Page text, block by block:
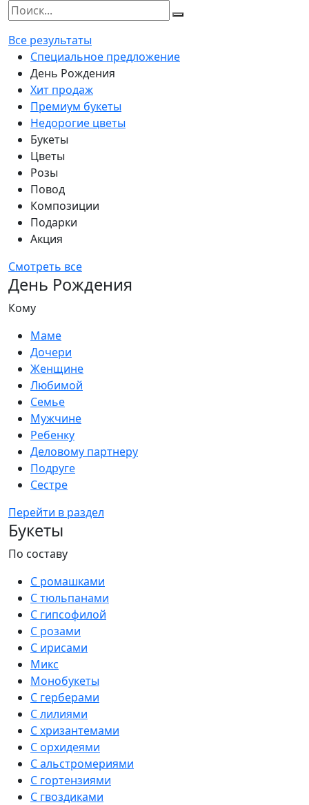
Все результаты
Специальное предложение
День Рождения
Хит продаж
Премиум букеты
Недорогие цветы
Букеты
Цветы
Розы
Повод
Композиции
Подарки
Акция
Смотреть все
День Рождения
Кому
Маме
Дочери
Женщине
Любимой
Семье
Мужчине
Ребенку
Деловому партнеру
Подруге
Сестре
Перейти в раздел
Букеты
По составу
С ромашками
С тюльпанами
С гипсофилой
С розами
С ирисами
Микс
Монобукеты
С герберами
С лилиями
С хризантемами
С орхидеями
С альстромериями
С гортензиями
С гвоздиками